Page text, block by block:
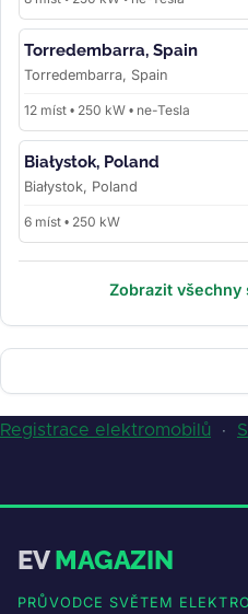
Torredembarra, Spain
Torredembarra, Spain
12 míst • 250 kW • ne-Tesla
Białystok, Poland
Białystok, Poland
6 míst • 250 kW
Zobrazit
Registrace elektromobilů ·
EVMAGAZIN
PRŮVODCE SVĚTEM